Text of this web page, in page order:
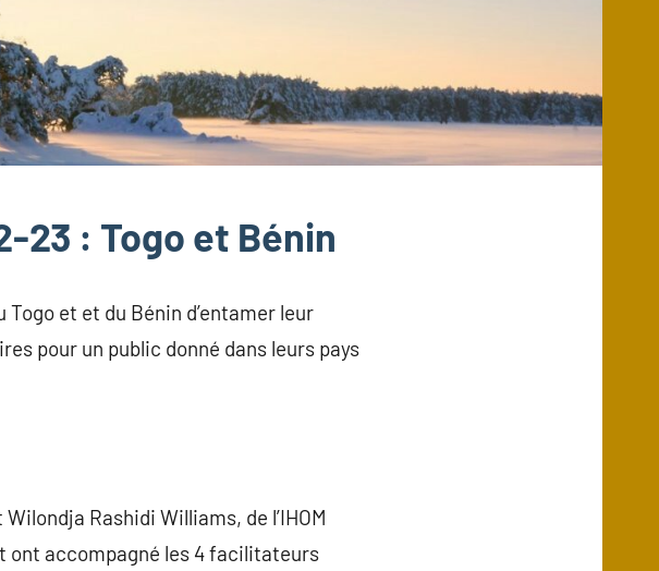
: Togo et Bénin
et et du Bénin d’entamer leur
pour un public donné dans leurs pays
Rashidi Williams, de l’IHOM
ont accompagné les 4 facilitateurs